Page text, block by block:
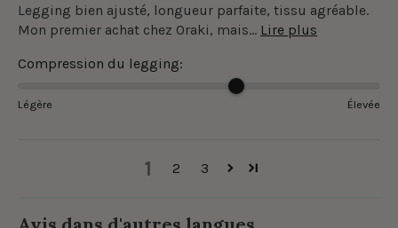
Legging bien ajusté, longueur parfaite, tissu agréable.
Mon premier achat chez Oraki, mais... Lire plus
Compression du legging:
Légère Élevée
1 2 3